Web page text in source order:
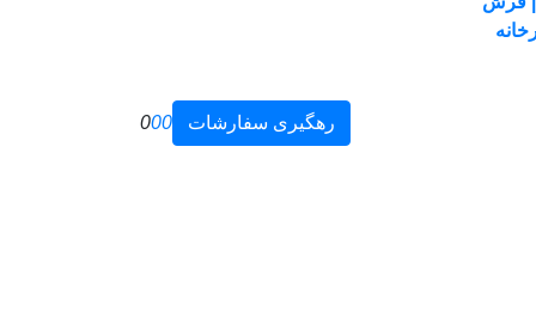
رهگیری سفارشات 0
0
0